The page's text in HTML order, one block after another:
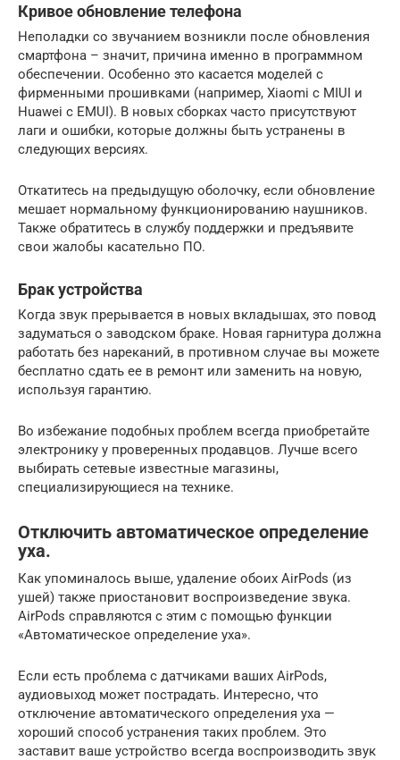
Кривое обновление телефона
Неполадки со звучанием возникли после обновления
смартфона – значит, причина именно в программном
обеспечении. Особенно это касается моделей с
фирменными прошивками (например, Xiaomi с MIUI и
Huawei с EMUI). В новых сборках часто присутствуют
лаги и ошибки, которые должны быть устранены в
следующих версиях.
Откатитесь на предыдущую оболочку, если обновление
мешает нормальному функционированию наушников.
Также обратитесь в службу поддержки и предъявите
свои жалобы касательно ПО.
Брак устройства
Когда звук прерывается в новых вкладышах, это повод
задуматься о заводском браке. Новая гарнитура должна
работать без нареканий, в противном случае вы можете
бесплатно сдать ее в ремонт или заменить на новую,
используя гарантию.
Во избежание подобных проблем всегда приобретайте
электронику у проверенных продавцов. Лучше всего
выбирать сетевые известные магазины,
специализирующиеся на технике.
Отключить автоматическое определение
уха.
Как упоминалось выше, удаление обоих AirPods (из
ушей) также приостановит воспроизведение звука.
AirPods справляются с этим с помощью функции
«Автоматическое определение уха».
Если есть проблема с датчиками ваших AirPods,
аудиовыход может пострадать. Интересно, что
отключение автоматического определения уха —
хороший способ устранения таких проблем. Это
заставит ваше устройство всегда воспроизводить звук